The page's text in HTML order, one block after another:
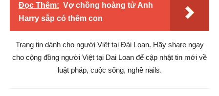
Đọc Thêm: Vợ chồng hoàng tử Anh
Harry sắp có thêm con
Trang tin dành cho người Việt tại Đài Loan. Hãy share ngay
cho cộng đồng người Việt tại Dai Loan để cập nhật tin mới về
luật pháp, cuộc sống, nghề nails.